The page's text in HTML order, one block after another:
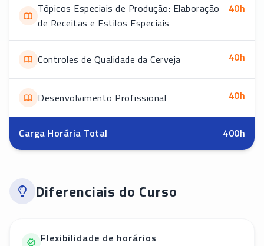
Tópicos Especiais de Produção: Elaboração
de Receitas e Estilos Especiais
40h
Controles de Qualidade da Cerveja 40h
Desenvolvimento Profissional 40h
Carga Horária Total 400h
Diferenciais do Curso
Flexibilidade de horários